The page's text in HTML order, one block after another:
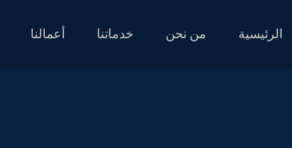
الرئيسية من نحن خدماتنا أعمالنا